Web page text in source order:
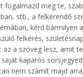
fogalmazd meg te,
stb., a felkérendő
kérd bármilyen
felkérés,
a szöveg lesz, amit
kaparós
nem számít majd